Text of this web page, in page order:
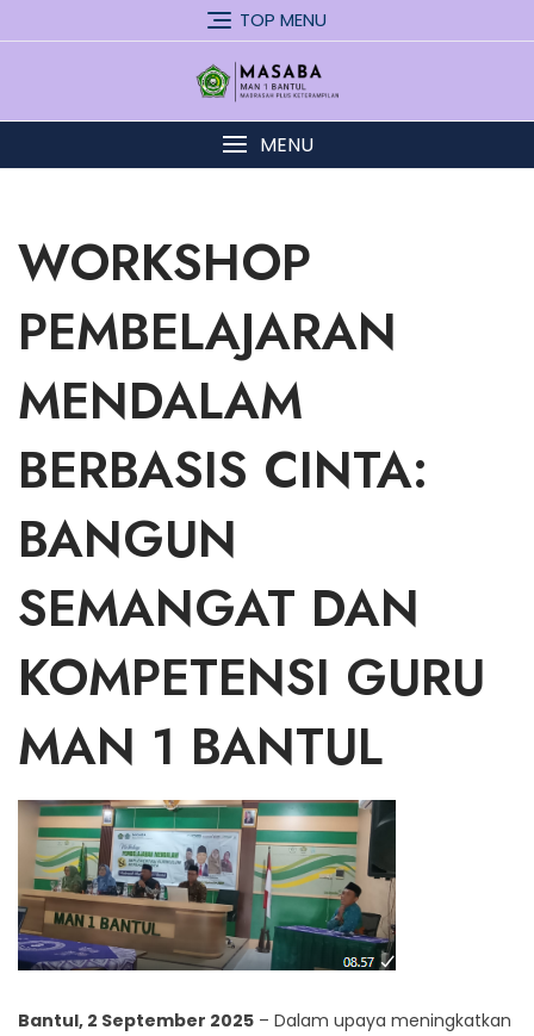
to
TOP MENU
MENU
WORKSHOP
PEMBELAJARAN
MENDALAM
BERBASIS CINTA:
BANGUN
SEMANGAT DAN
KOMPETENSI GURU
MAN 1 BANTUL
Bantul, 2 September 2025 – Dalam upaya meningkatkan